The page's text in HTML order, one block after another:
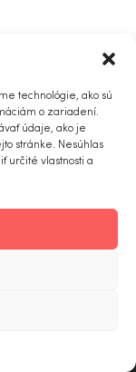
technológie, ako sú
o zariadení.
údaje, ako je
stránke. Nesúhlas
určité vlastnosti a